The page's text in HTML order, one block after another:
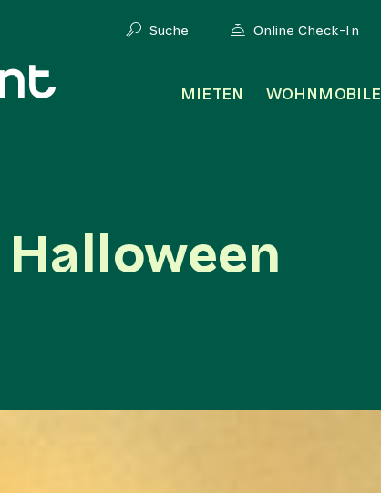
Suche Online Check-In
MIETEN WOHNMOBILE